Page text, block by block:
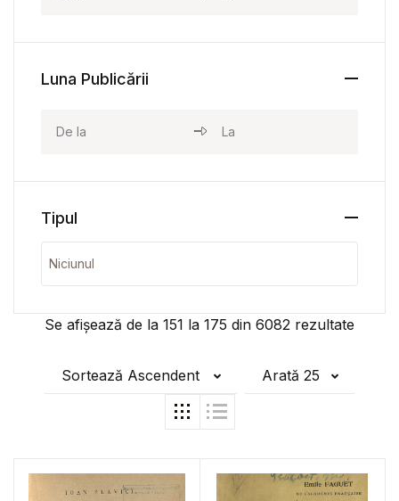
Se afișează de la 151 la 175 din 6082 rezultate
Sortează Ascendent Arată 25
Luna Publicării
Tipul